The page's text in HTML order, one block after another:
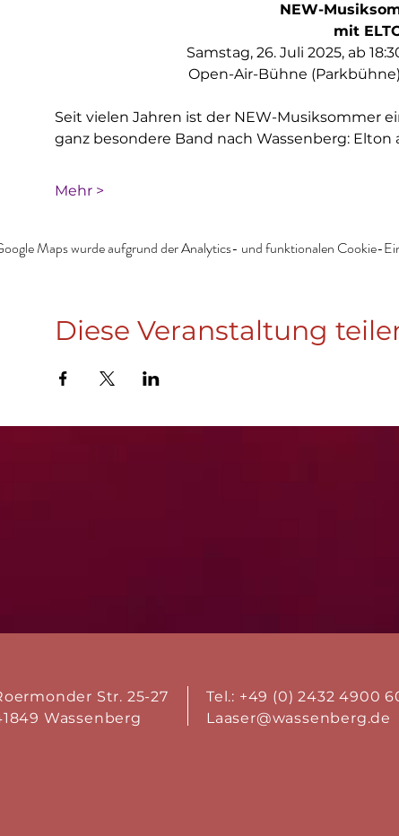
NEW-
mit
Samstag, 26. Juli 2025, ab
Open-Air-Bühne
Seit vielen Jahren ist der NEW-Musiksommer
ganz besondere Band nach Wassenberg: Elton
Mehr >
Maps wurde aufgrund der Analytics- und funktionalen Cookie-
Diese Veranstaltung
Str. 25-27
Wassenberg
Tel.: +49 (0) 2432 4900
Laaser@wassenberg.de